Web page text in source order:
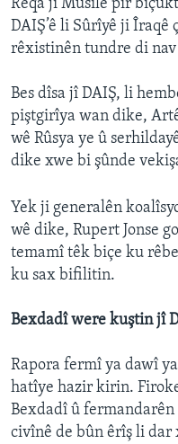
Reqa ji Mûsilê pir
DAIŞ’ê li Sûrîyê ji
rêxistinên tundre di
Bes dîsa jî DAIŞ, li
piştgirîya wan dike,
wê Rûsya ye û
dike xwe bi şûnde
Yek ji generalên
wê dike, Rupert Jonse
temamî têk biçe ku
ku sax bifilitin.
Bexdadî were kuştin jî
Rapora fermî ya dawî
hatîye hazir kirin.
Bexdadî û
civînê de bûn êrîş li dar